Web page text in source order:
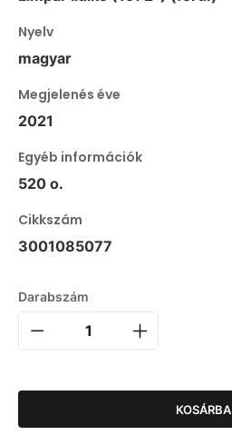
Nyelv
magyar
Megjelenés éve
2021
Egyéb információk
520 o.
Cikkszám
3001085077
Darabszám
KOSÁRBA